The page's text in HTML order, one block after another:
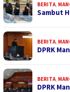
BERITA,
Sambut
BERITA,
DPRK
BERITA,
DPRK